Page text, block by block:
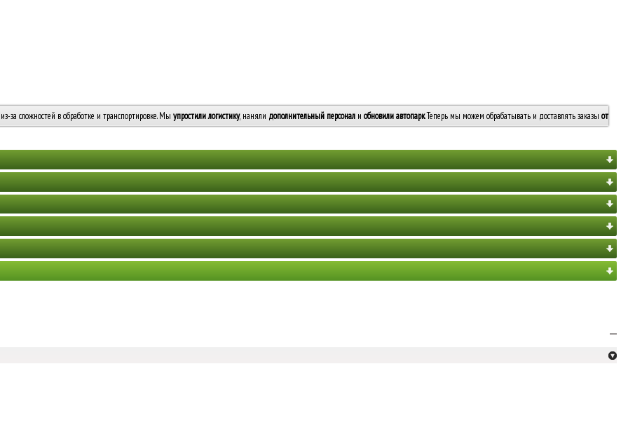
за сложностей в обработке и транспортировке. Мы упростили логистику, наняли дополнительный персонал и обновили автопарк. Теперь мы можем обрабатывать и доставлять заказы от